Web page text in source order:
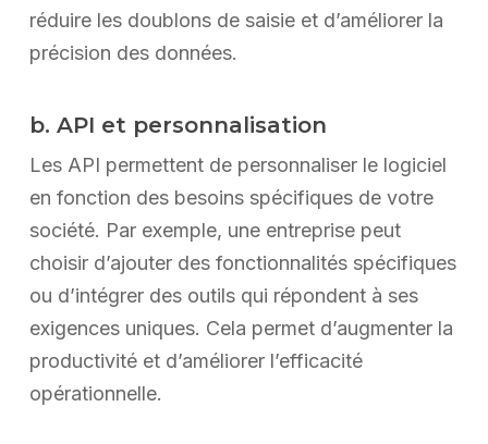
réduire les doublons de saisie et d’améliorer la
précision des données.
b. API et personnalisation
Les API permettent de personnaliser le logiciel
en fonction des besoins spécifiques de votre
société. Par exemple, une entreprise peut
choisir d’ajouter des fonctionnalités spécifiques
ou d’intégrer des outils qui répondent à ses
exigences uniques. Cela permet d’augmenter la
productivité et d’améliorer l’efficacité
opérationnelle.